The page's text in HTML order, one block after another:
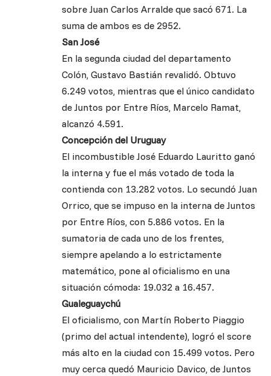
sobre Juan Carlos Arralde que sacó 671. La
suma de ambos es de 2952.
San José
En la segunda ciudad del departamento
Colón, Gustavo Bastián revalidó. Obtuvo
6.249 votos, mientras que el único candidato
de Juntos por Entre Ríos, Marcelo Ramat,
alcanzó 4.591.
Concepción del Uruguay
El incombustible José Eduardo Lauritto ganó
la interna y fue el más votado de toda la
contienda con 13.282 votos. Lo secundó Juan
Orrico, que se impuso en la interna de Juntos
por Entre Ríos, con 5.886 votos. En la
sumatoria de cada uno de los frentes,
siempre apelando a lo estrictamente
matemático, pone al oficialismo en una
situación cómoda: 19.032 a 16.457.
Gualeguaychú
El oficialismo, con Martín Roberto Piaggio
(primo del actual intendente), logró el score
más alto en la ciudad con 15.499 votos. Pero
muy cerca quedó Mauricio Davico, de Juntos